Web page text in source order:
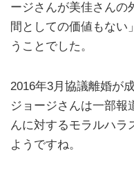
ージさんが美佳さんの
間としての価値もない
うことでした。
2016年3月協議離婚が
ジョージさんは一部報
んに対するモラルハラ
ようですね。